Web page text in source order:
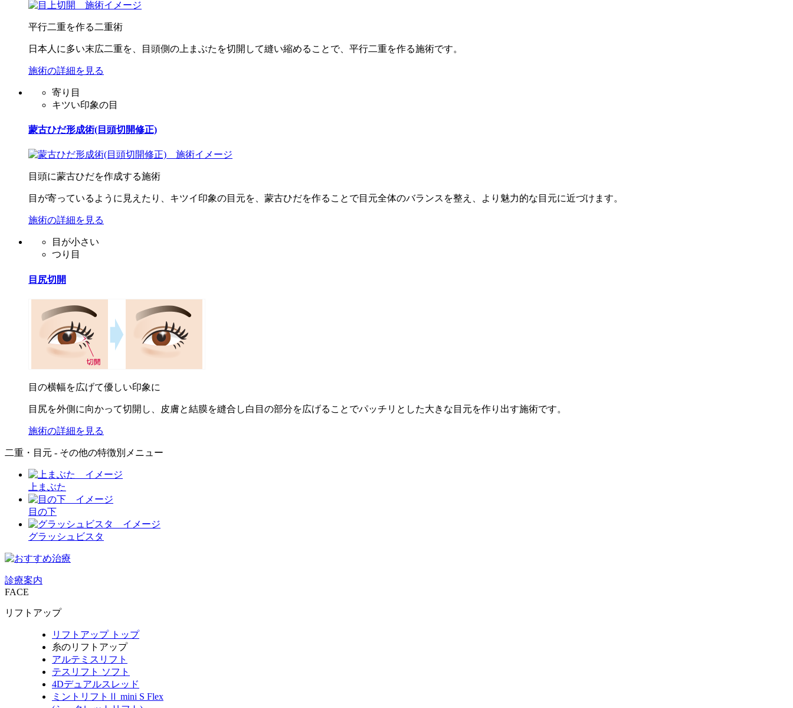
平行二重を作る二重術
日本人に多い末広二重を、目頭側の上まぶたを切開して縫い縮めることで、平行二重を作る施術です。
施術の詳細を見る
寄り目
キツい印象の目
蒙古ひだ形成術(目頭切開修正)
目頭に蒙古ひだを作成する施術
目が寄っているように見えたり、キツイ印象の目元を、蒙古ひだを作ることで目元全体のバランスを整え、より魅力的な目元に近づけます。
施術の詳細を見る
目が小さい
つり目
目尻切開
目の横幅を広げて優しい印象に
目尻を外側に向かって切開し、皮膚と結膜を縫合し白目の部分を広げることでパッチリとした大きな目元を作り出す施術です。
施術の詳細を見る
二重・目元 - その他の特徴別メニュー
上まぶた
目の下
グラッシュビスタ
診療案内
FACE
リフトアップ
リフトアップ トップ
糸のリフトアップ
アルテミスリフト
テスリフト ソフト
4Dデュアルスレッド
ミントリフトⅡ mini S Flex